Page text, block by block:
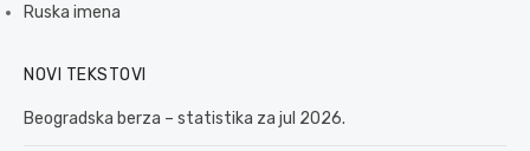
Ruska imena
NOVI TEKSTOVI
Beogradska berza – statistika za jul 2026.